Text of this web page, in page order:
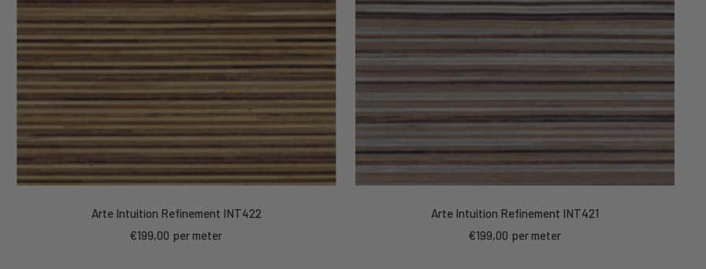
Arte Intuition Refinement INT422
Kortings
€199,00 per meter
Arte Intuition Refinement INT421
Kortings
€199,00 per meter